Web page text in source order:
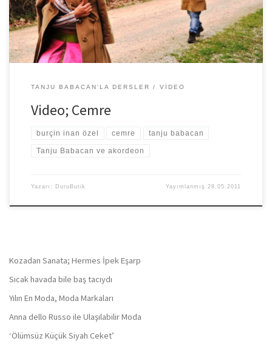
TANJU BABACAN'LA DERSLER VIDEO
Video; Cemre
burçin inan özel cemre tanju babacan
Tanju Babacan ve akordeon
Yazarı: DuruButik Yayımlanmış28.05.2011
Kozadan Sanata; Hermes İpek Eşarp
Sıcak havada bile baş tacıydı
Yılın En Moda, Moda Markaları
Anna dello Russo ile Ulaşılabilir Moda
‘Ölümsüz Küçük Siyah Ceket’